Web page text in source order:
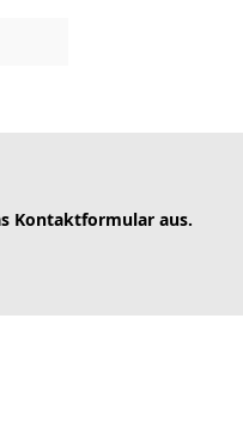
Kontaktformular aus.